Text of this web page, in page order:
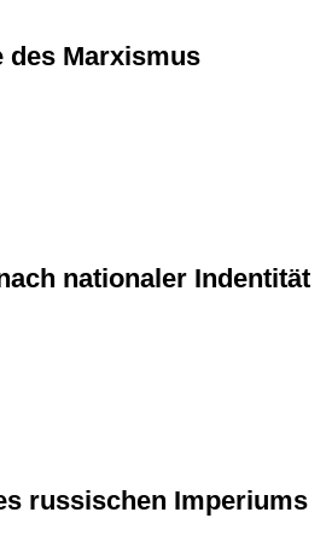
des Marxismus
nationaler Indentität
russischen Imperiums